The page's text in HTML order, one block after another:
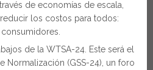
de economías de escala,
los costos para todos:
de la WTSA-24. Este será el
Normalización (GSS-24), un foro